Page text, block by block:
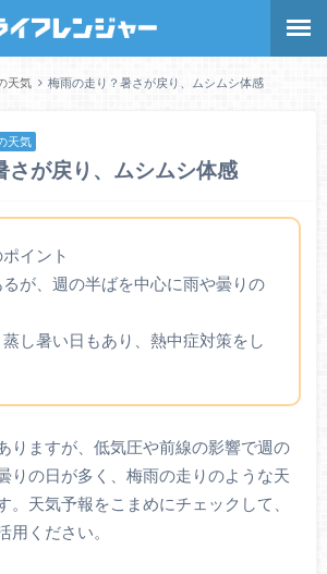
天気 梅雨の走り？暑さが戻り、ムシムシ体感
天気
さが戻り、ムシムシ体感
イント
るが、週の半ばを中心に雨や曇りの
蒸し暑い日もあり、熱中症対策をし
りますが、低気圧や前線の影響で週の
りの日が多く、梅雨の走りのような天
。天気予報をこまめにチェックして、
用ください。